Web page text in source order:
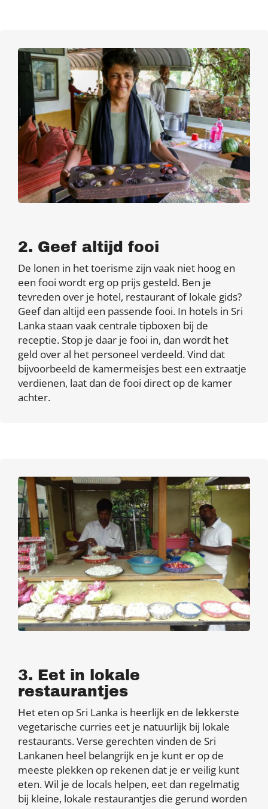
2. Geef altijd fooi
De lonen in het toerisme zijn vaak niet hoog en
een fooi wordt erg op prijs gesteld. Ben je
tevreden over je hotel, restaurant of lokale gids?
Geef dan altijd een passende fooi. In hotels in Sri
Lanka staan vaak centrale tipboxen bij de
receptie. Stop je daar je fooi in, dan wordt het
geld over al het personeel verdeeld. Vind dat
bijvoorbeeld de kamermeisjes best een extraatje
verdienen, laat dan de fooi direct op de kamer
achter.
3. Eet in lokale
restaurantjes
Het eten op Sri Lanka is heerlijk en de lekkerste
vegetarische curries eet je natuurlijk bij lokale
restaurants. Verse gerechten vinden de Sri
Lankanen heel belangrijk en je kunt er op de
meeste plekken op rekenen dat je er veilig kunt
eten. Wil je de locals helpen, eet dan regelmatig
bij kleine, lokale restaurantjes die gerund worden